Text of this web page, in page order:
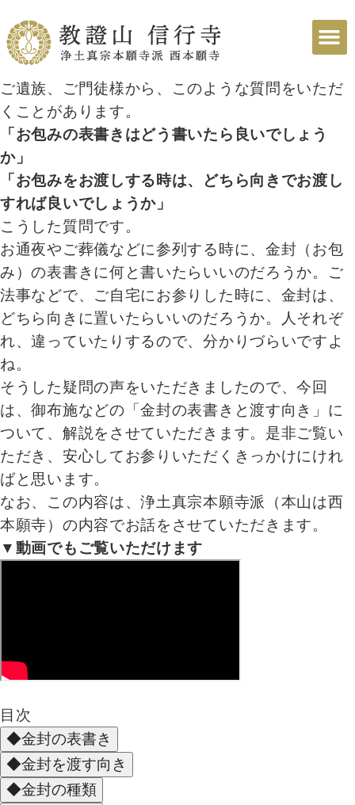
ご遺族、ご門徒様から、このような質問をいただ
くことがあります。
「お包みの表書きはどう書いたら良いでしょう
か」
「お包みをお渡しする時は、どちら向きでお渡し
すれば良いでしょうか」
こうした質問です。
お通夜やご葬儀などに参列する時に、金封（お包
み）の表書きに何と書いたらいいのだろうか。ご
法事などで、ご自宅にお参りした時に、金封は、
どちら向きに置いたらいいのだろうか。人それぞ
れ、違っていたりするので、分かりづらいですよ
ね。
そうした疑問の声をいただきましたので、今回
は、御布施などの「金封の表書きと渡す向き」に
ついて、解説をさせていただきます。是非ご覧い
ただき、安心してお参りいただくきっかけにけれ
ばと思います。
なお、この内容は、浄土真宗本願寺派（本山は西
本願寺）の内容でお話をさせていただきます。
▼動画でもご覧いただけます
目次
◆金封の表書き
◆金封を渡す向き
◆金封の種類